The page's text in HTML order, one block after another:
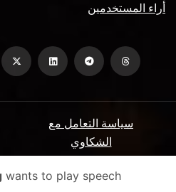
أراء المستخدمين
سياسة التعامل مع
الشكاوي
ميثاق المتعاملين
wants to play speech